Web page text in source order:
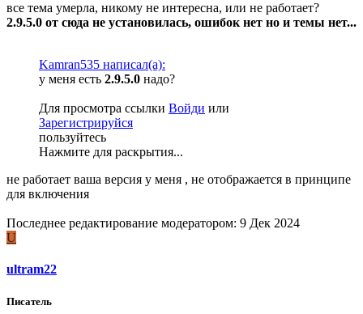
все тема умерла, никому не интересна, или не работает?
2.9.5.0 от сюда не установилась, ошибок нет но и темы нет...
Kamran535 написал(а):
у меня есть 2.9.5.0 надо?
Для просмотра ссылки Войди или
Зарегистрируйся
пользуйтесь
Нажмите для раскрытия...
не работает ваша версия у меня , не отображается в принципе
для включения
Последнее редактирование модератором: 9 Дек 2024
U
ultram22
Писатель